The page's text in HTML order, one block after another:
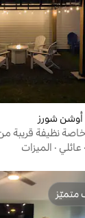
شورز
نظيفة قريبة
· عائلي · الميزات